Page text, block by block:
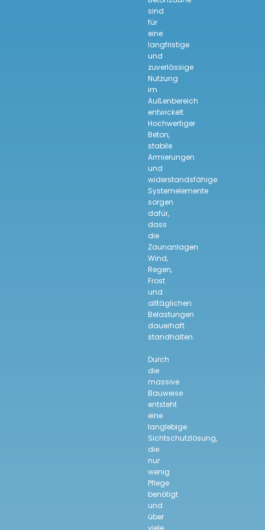
sind
für
eine
langfristige
und
zuverlässige
Nutzung
im
Außenbereich
entwickelt.
Hochwertiger
Beton,
stabile
Armierungen
und
widerstandsfähige
Systemelemente
sorgen
dafür,
dass
die
Zaunanlagen
Wind,
Regen,
Frost
und
alltäglichen
Belastungen
dauerhaft
standhalten.
Durch
die
massive
Bauweise
entsteht
eine
langlebige
Sichtschutzlösung,
die
nur
wenig
Pflege
benötigt
und
über
viele